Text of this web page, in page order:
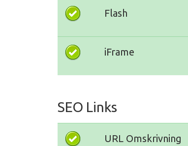
Flash
iFrame
SEO Links
URL Omskrivning